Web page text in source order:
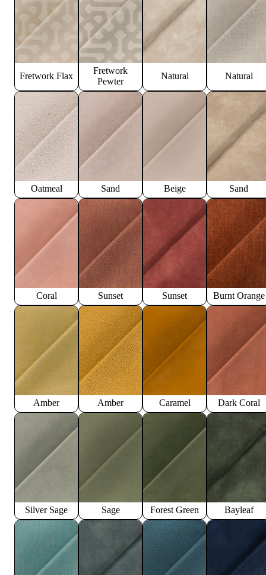
Fretwork Flax
Fretwork
Pewter
Natural Natural
Oatmeal Sand Beige Sand
Coral Sunset Sunset Burnt Orange
Amber Amber Caramel Dark Coral
Silver Sage Sage Forest Green Bayleaf